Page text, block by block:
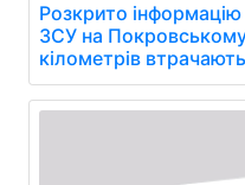
Розкрито
ЗСУ на
кілометрів